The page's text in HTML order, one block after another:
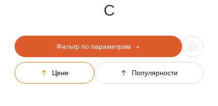
С
Фильтр по параметрам
Цене Популярности